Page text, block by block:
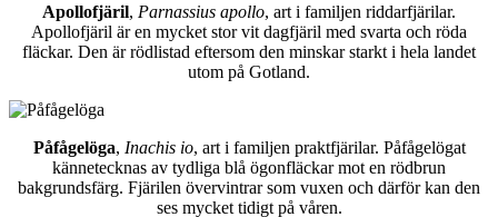
Apollofjäril, Parnassius apollo, art i familjen riddarfjärilar.
Apollofjäril är en mycket stor vit dagfjäril med svarta och röda
fläckar. Den är rödlistad eftersom den minskar starkt i hela landet
utom på Gotland.
Påfågelöga, Inachis io, art i familjen praktfjärilar. Påfågelögat
kännetecknas av tydliga blå ögonfläckar mot en rödbrun
bakgrundsfärg. Fjärilen övervintrar som vuxen och därför kan den
ses mycket tidigt på våren.